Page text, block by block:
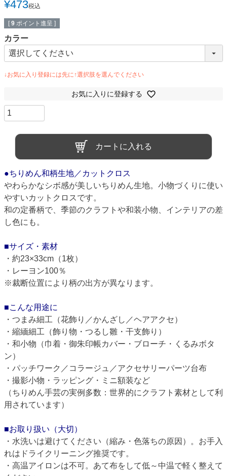
¥473税込
[ 9 ポイント進呈 ]
カラー
お気に入りに登録する
カートに入れる
●ちりめん和柄生地／カットクロス
やわらかなシボ感が美しいちりめん生地。小物づくりに使い
やすいカットクロスです。
和の定番柄で、季節のクラフトや和装小物、インテリアの差
し色にも。
■サイズ・素材
・約23×33cm（1枚）
・レーヨン100％
※裁断位置により柄の出方が異なります。
■こんな用途に
・つまみ細工（花飾り／かんざし／ヘアアクセ）
・縮緬細工（飾り物・つるし雛・干支飾り）
・和小物（巾着・御朱印帳カバー・ブローチ・くるみボタ
ン）
・パッチワーク／コラージュ／アクセサリーパーツ台布
・撮影小物・ラッピング・ミニ額装など
（ちりめん手芸の実例多数：世界的にクラフト素材として利
用されています）
■お取り扱い（大切）
・水洗いは避けてください（縮み・色落ちの原因）。お手入
れはドライクリーニング推奨です。
・高温アイロンは不可。あて布をして低～中温で軽く整えて